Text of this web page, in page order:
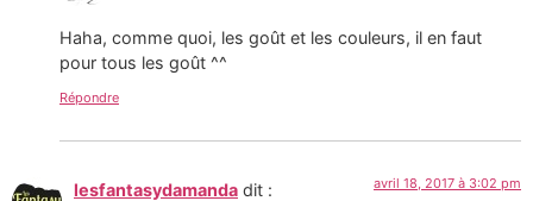
Haha, comme quoi, les goût et les couleurs, il en faut
pour tous les goût ^^
Répondre
lesfantasydamanda dit : avril 18, 2017 à 3:02 pm